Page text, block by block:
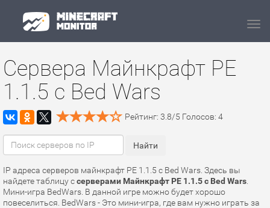
Сервера Майнкрафт PE
1.1.5 с Bed Wars
Рейтинг: 3.8/5 Голосов: 4
IP адреса серверов майнкрафт PE 1.1.5 с Bed Wars. Здесь вы
найдете таблицу ссерверами Майнкрафт PE 1.1.5 с Bed Wars
Мини-игра BedWars. В данной игре можно будет хорошо
повеселиться. BedWars - Это мини-игра, где вам нужно играть за